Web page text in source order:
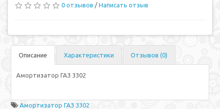
0 отзывов / Написать отзыв
Описание Характеристики Отзывов (0)
Амортизатор ГАЗ 3302
Амортизатор ГАЗ 3302